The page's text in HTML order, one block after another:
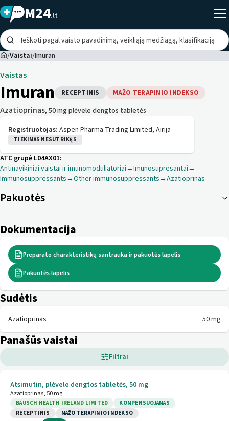
M24.lt
/Vaistai/Imuran
Vaistas
Imuran RECEPTINIS MAŽO TERAPINIO INDEKSO
Azatioprinas, 50 mg plėvele dengtos tabletės
Registruotojas: Aspen Pharma Trading Limited, Airija
TIEKIMAS NESUTRIKĘS
ATC grupė L04AX01:
Antinavikiniai vaistai ir imunomoduliatoriai→Imunosupresantai→
Immunosuppressants→Other immunosuppressants→Azatioprinas
Pakuotės
Dokumentacija
Preparato charakteristikų santrauka ir pakuotės lapelis
Pakuotės lapelis
Sudėtis
Azatioprinas 50 mg
Panašūs vaistai
Filtrai
Atsimutin, plėvele dengtos tabletės, 50 mg
Azatioprinas, 50 mg
BAUSCH HEALTH IRELAND LIMITED
KOMPENSUOJAMAS
RECEPTINIS
MAŽO TERAPINIO INDEKSO